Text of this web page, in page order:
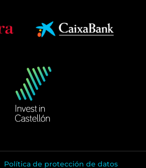
Política de protección de datos